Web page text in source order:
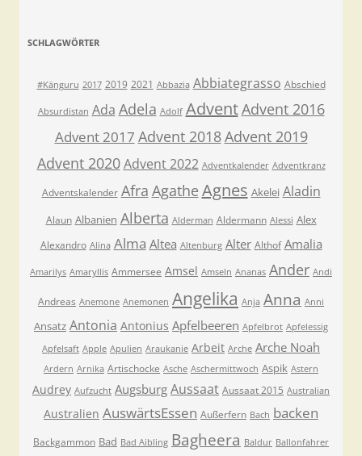
SCHLAGWÖRTER
#Känguru 2017 2019 2021 Abbazia Abbiategrasso Abschied
Absurdistan Ada Adela Adolf AdventAdvent 2016
Advent 2017 Advent 2018Advent 2019
Advent 2020 Advent 2022 Adventkalender Adventkranz
Adventskalender Afra Agathe Agnes Akelei Aladin
Alaun Albanien Alberta Alderman Aldermann Alessi Alex
Alexandro Alina Alma Altea Altenburg Alter Althof Amalia
Amarilys Amaryllis Ammersee Amsel Amseln Ananas Ander Andi
Andreas Anemone Anemonen Angelika Anja Anna Anni
Ansatz Antonia Antonius Apfelbeeren Apfelbrot Apfelessig
Apfelsaft Apple Apulien Araukanie Arbeit Arche Arche Noah
Ardern Arnika Artischocke Asche Aschermittwoch Aspik Astern
Audrey Aufzucht Augsburg Aussaat Aussaat 2015 Australian
Australien AuswärtsEssen Außerfern Bach backen
Backgammon Bad Bad Aibling Bagheera Baldur Ballonfahrer